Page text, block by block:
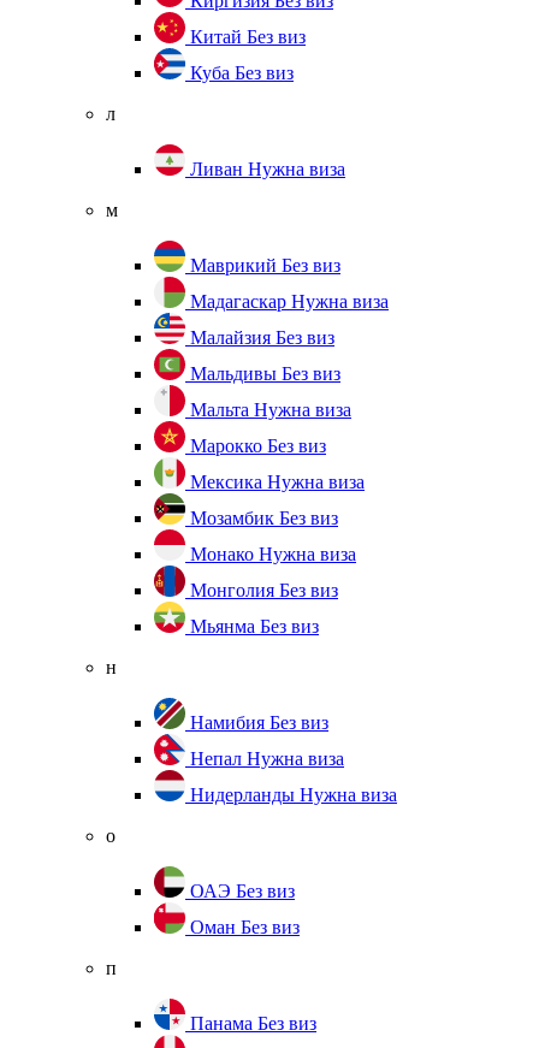
Китай Без виз
Куба Без виз
л
Ливан Нужна виза
м
Маврикий Без виз
Мадагаскар Нужна виза
Малайзия Без виз
Мальдивы Без виз
Мальта Нужна виза
Марокко Без виз
Мексика Нужна виза
Мозамбик Без виз
Монако Нужна виза
Монголия Без виз
Мьянма Без виз
н
Намибия Без виз
Непал Нужна виза
Нидерланды Нужна виза
о
ОАЭ Без виз
Оман Без виз
п
Панама Без виз